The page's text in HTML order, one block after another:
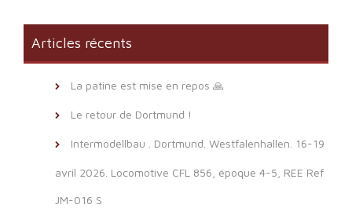
Articles récents
La patine est mise en repos 🙏
Le retour de Dortmund !
Intermodellbau . Dortmund. Westfalenhallen. 16-19
avril 2026. Locomotive CFL 856, époque 4-5, REE Ref
JM-016 S